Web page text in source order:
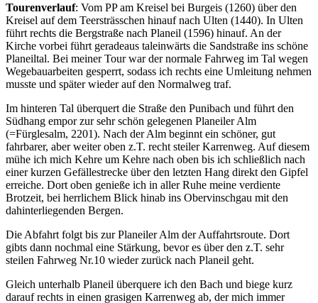
Tourenverlauf: Vom PP am Kreisel bei Burgeis (1260) über den
Kreisel auf dem Teersträsschen hinauf nach Ulten (1440). In Ulten
führt rechts die Bergstraße nach Planeil (1596) hinauf. An der
Kirche vorbei führt geradeaus taleinwärts die Sandstraße ins schöne
Planeiltal. Bei meiner Tour war der normale Fahrweg im Tal wegen
Wegebauarbeiten gesperrt, sodass ich rechts eine Umleitung nehmen
musste und später wieder auf den Normalweg traf.
Im hinteren Tal überquert die Straße den Punibach und führt den
Südhang empor zur sehr schön gelegenen Planeiler Alm
(=Fürglesalm, 2201). Nach der Alm beginnt ein schöner, gut
fahrbarer, aber weiter oben z.T. recht steiler Karrenweg. Auf diesem
mühe ich mich Kehre um Kehre nach oben bis ich schließlich nach
einer kurzen Gefällestrecke über den letzten Hang direkt den Gipfel
erreiche. Dort oben genieße ich in aller Ruhe meine verdiente
Brotzeit, bei herrlichem Blick hinab ins Obervinschgau mit den
dahinterliegenden Bergen.
Die Abfahrt folgt bis zur Planeiler Alm der Auffahrtsroute. Dort
gibts dann nochmal eine Stärkung, bevor es über den z.T. sehr
steilen Fahrweg Nr.10 wieder zurück nach Planeil geht.
Gleich unterhalb Planeil überquere ich den Bach und biege kurz
darauf rechts in einen grasigen Karrenweg ab, der mich immer